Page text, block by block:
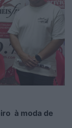
à moda de